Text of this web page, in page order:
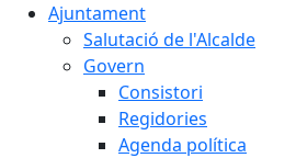
Ajuntament
Salutació de l'Alcalde
Govern
Consistori
Regidories
Agenda política